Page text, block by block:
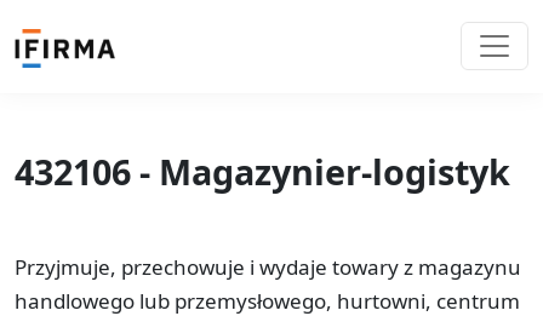
432106 - Magazynier-logistyk
Przyjmuje, przechowuje i wydaje towary z magazynu
handlowego lub przemysłowego, hurtowni, centrum